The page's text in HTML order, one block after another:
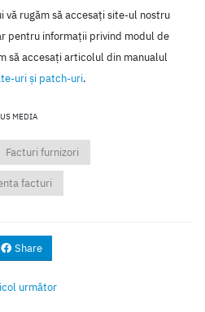
rugăm să accesaţi site-ul nostru
pentru informaţii privind modul de
să accesaţi articolul din manualul
uri şi patch-uri.
MEDIA
Facturi furnizori
facturi
Share
următor